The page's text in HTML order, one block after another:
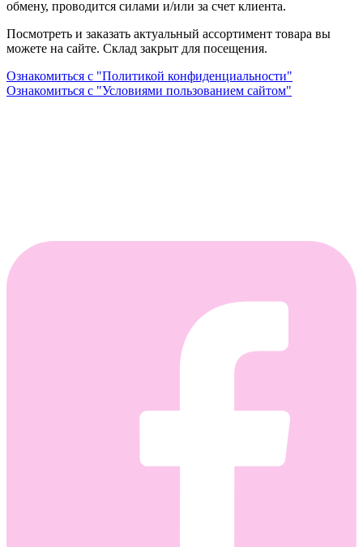
обмену, проводится силами и/или за счет клиента.
Посмотреть и заказать актуальный ассортимент товара вы
можете на сайте. Склад закрыт для посещения.
Ознакомиться с "Политикой конфиденциальности"
Ознакомиться с "Условиями пользованием сайтом"